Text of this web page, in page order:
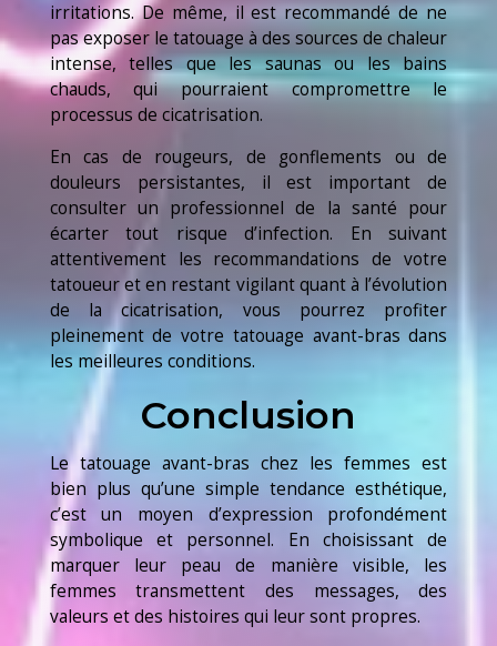
irritations. De même, il est recommandé de ne
pas exposer le tatouage à des sources de chaleur
intense, telles que les saunas ou les bains
chauds, qui pourraient compromettre le
processus de cicatrisation.
En cas de rougeurs, de gonflements ou de
douleurs persistantes, il est important de
consulter un professionnel de la santé pour
écarter tout risque d’infection. En suivant
attentivement les recommandations de votre
tatoueur et en restant vigilant quant à l’évolution
de la cicatrisation, vous pourrez profiter
pleinement de votre tatouage avant-bras dans
les meilleures conditions.
Conclusion
Le tatouage avant-bras chez les femmes est
bien plus qu’une simple tendance esthétique,
c’est un moyen d’expression profondément
symbolique et personnel. En choisissant de
marquer leur peau de manière visible, les
femmes transmettent des messages, des
valeurs et des histoires qui leur sont propres.